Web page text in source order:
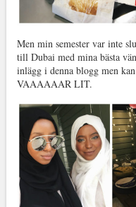
Men min semester var inte
till Dubai med mina bästa
inlägg i denna blogg men
VAAAAAAR LIT.